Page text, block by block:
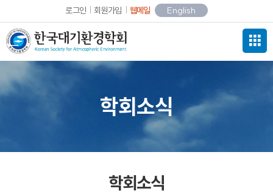
로그인 회원가입 웹메일 English
학회소식
학회소식